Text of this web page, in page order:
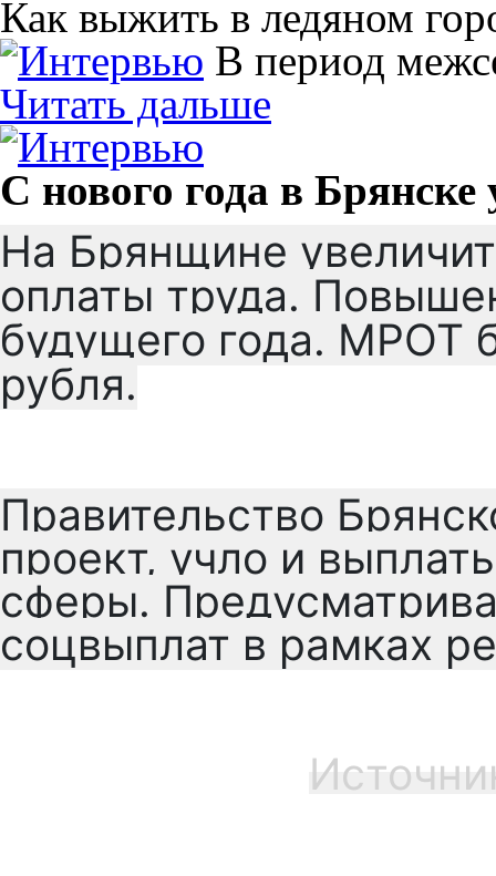
Как выжить в ледяном
В период
Читать дальше
С нового года в
На Брянщине
оплаты труда.
будущего года. МРОТ
рубля.
Правительство
проект, учло и
сферы.
соцвыплат в рамках